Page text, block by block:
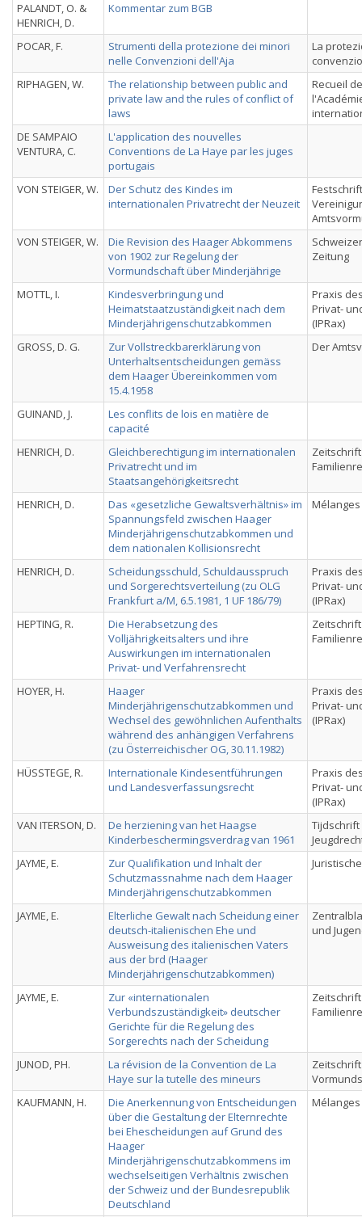
PALANDT, O. &
HENRICH, D.
Kommentar zum BGB
POCAR, F.
Strumenti della protezione dei minori
nelle Convenzioni dell'Aja
La
RIPHAGEN, W.
The relationship between public and
private law and the rules of conflict of
laws
Recueil
DE SAMPAIO
VENTURA, C.
L'application des nouvelles
Conventions de La Haye par les juges
portugais
VON STEIGER, W.
Der Schutz des Kindes im
internationalen Privatrecht der Neuzeit
VON STEIGER, W.
Die Revision des Haager Abkommens
von 1902 zur Regelung der
Vormundschaft über Minderjährige
Zeitung
MOTTL, I.
Kindesverbringung und
Heimatstaatzuständigkeit nach dem
Minderjährigenschutzabkommen
Praxis
Privat-
(IPRax)
GROSS, D. G.
Zur Vollstreckbarerklärung von
Unterhaltsentscheidungen gemäss
dem Haager Übereinkommen vom
15.4.1958
Der
GUINAND, J.
Les conflits de lois en matière de
capacité
HENRICH, D.
Gleichberechtigung im internationalen
Privatrecht und im
Staatsangehörigkeitsrecht
HENRICH, D.
Das «gesetzliche Gewaltsverhältnis» im
Spannungsfeld zwischen Haager
Minderjährigenschutzabkommen und
dem nationalen Kollisionsrecht
HENRICH, D.
Scheidungsschuld, Schuldausspruch
und Sorgerechtsverteilung (zu OLG
Frankfurt a/M, 6.5.1981, 1 UF 186/79)
Praxis
Privat-
(IPRax)
HEPTING, R.
Die Herabsetzung des
Volljährigkeitsalters und ihre
Auswirkungen im internationalen
Privat- und Verfahrensrecht
HOYER, H.
Haager
Minderjährigenschutzabkommen und
Wechsel des gewöhnlichen Aufenthalts
während des anhängigen Verfahrens
(zu Österreichischer OG, 30.11.1982)
Praxis
Privat-
(IPRax)
HÜSSTEGE, R.
Internationale Kindesentführungen
und Landesverfassungsrecht
Praxis
Privat-
(IPRax)
VAN ITERSON, D.
De herziening van het Haagse
Kinderbeschermingsverdrag van 1961
Tijdschrift
JAYME, E.
Zur Qualifikation und Inhalt der
Schutzmassnahme nach dem Haager
Minderjährigenschutzabkommen
JAYME, E.
Elterliche Gewalt nach Scheidung einer
deutsch-italienischen Ehe und
Ausweisung des italienischen Vaters
aus der brd (Haager
Minderjährigenschutzabkommen)
und
JAYME, E.
Zur «internationalen
Verbundszuständigkeit» deutscher
Gerichte für die Regelung des
Sorgerechts nach der Scheidung
JUNOD, PH.
La révision de la Convention de La
Haye sur la tutelle des mineurs
KAUFMANN, H.
Die Anerkennung von Entscheidungen
über die Gestaltung der Elternrechte
bei Ehescheidungen auf Grund des
Haager
Minderjährigenschutzabkommens im
wechselseitigen Verhältnis zwischen
der Schweiz und der Bundesrepublik
Deutschland